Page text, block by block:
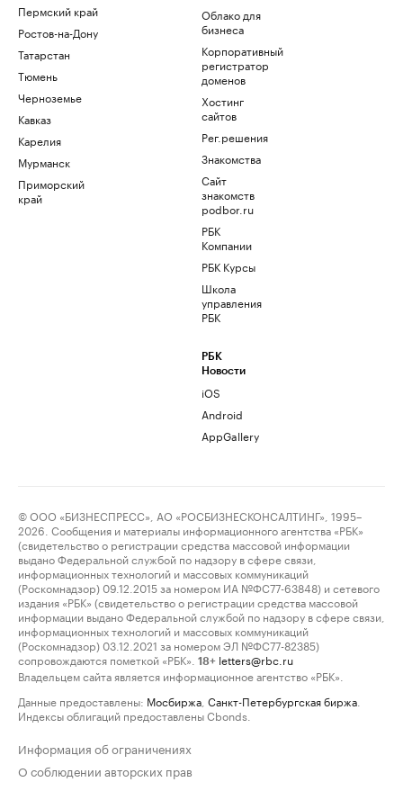
Пермский край
Ростов-на-Дону
Татарстан
Тюмень
Черноземье
Кавказ
Карелия
Мурманск
Приморский
край
Облако для
бизнеса
Корпоративный
регистратор
доменов
Хостинг
сайтов
Рег.решения
Знакомства
Сайт
знакомств
podbor.ru
РБК
Компании
РБК Курсы
Школа
управления
РБК
РБК
Новости
iOS
Android
AppGallery
© ООО «БИЗНЕСПРЕСС», АО «РОСБИЗНЕСКОНСАЛТИНГ», 1995–
2026. Сообщения и материалы информационного агентства «РБК»
(свидетельство о регистрации средства массовой информации
выдано Федеральной службой по надзору в сфере связи,
информационных технологий и массовых коммуникаций
(Роскомнадзор) 09.12.2015 за номером ИА №ФС77-63848) и сетевого
издания «РБК» (свидетельство о регистрации средства массовой
информации выдано Федеральной службой по надзору в сфере связи,
информационных технологий и массовых коммуникаций
(Роскомнадзор) 03.12.2021 за номером ЭЛ №ФС77-82385)
сопровождаются пометкой «РБК».
18+ letters@rbc.ru
Владельцем сайта является информационное агентство «РБК».
Данные предоставлены: Мосбиржа Санкт-Петербургская биржа
Индексы облигаций предоставлены Cbonds.
Информация об ограничениях
О соблюдении авторских прав